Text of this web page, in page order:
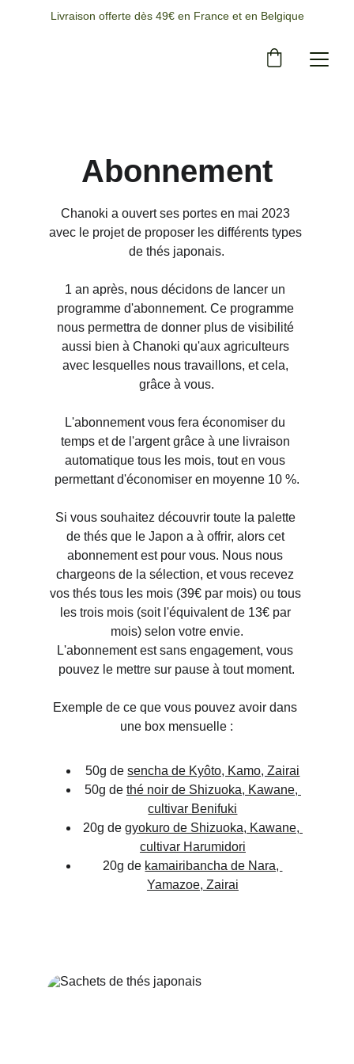
Livraison offerte dès 49€ en France et en Belgique
Abonnement
Chanoki a ouvert ses portes en mai 2023
avec le projet de proposer les différents types
de thés japonais.
1 an après, nous décidons de lancer un
programme d'abonnement. Ce programme
nous permettra de donner plus de visibilité
aussi bien à Chanoki qu'aux agriculteurs
avec lesquelles nous travaillons, et cela,
grâce à vous.
L'abonnement vous fera économiser du
temps et de l'argent grâce à une livraison
automatique tous les mois, tout en vous
permettant d'économiser en moyenne 10 %.
Si vous souhaitez découvrir toute la palette
de thés que le Japon a à offrir, alors cet
abonnement est pour vous. Nous nous
chargeons de la sélection, et vous recevez
vos thés tous les mois (39€ par mois) ou tous
les trois mois (soit l'équivalent de 13€ par
mois) selon votre envie.
L'abonnement est sans engagement, vous
pouvez le mettre sur pause à tout moment.
Exemple de ce que vous pouvez avoir dans
une box mensuelle :
50g de sencha de Kyôto, Kamo, Zairai
50g de thé noir de Shizuoka, Kawane,
cultivar Benifuki
20g de gyokuro de Shizuoka, Kawane,
cultivar Harumidori
20g de kamairibancha de Nara,
Yamazoe, Zairai